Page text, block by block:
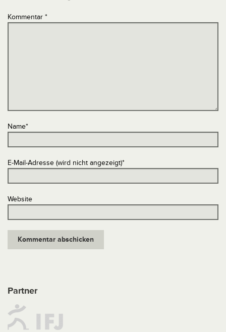
Kommentar *
Name*
E-Mail-Adresse (wird nicht angezeigt)*
Website
Partner